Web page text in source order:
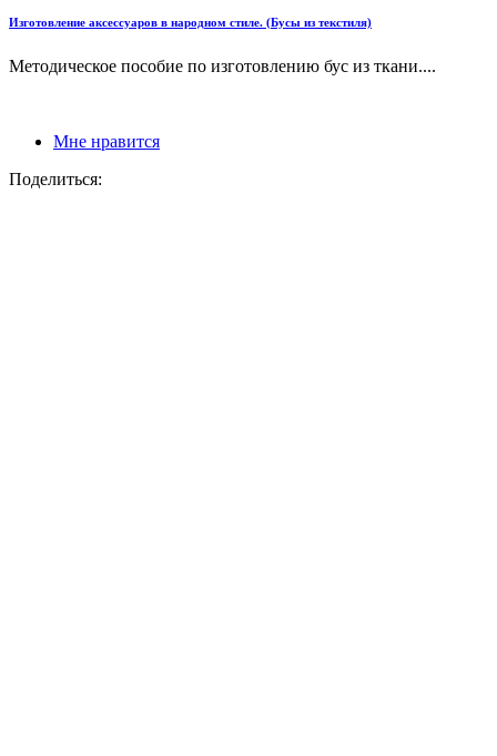
Изготовление аксессуаров в народном стиле. (Бусы из текстиля)
Методическое пособие по изготовлению бус из ткани....
Мне нравится
Поделиться: